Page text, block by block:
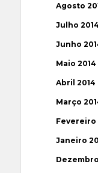
Agosto
Julho 2014
Junho
Maio 2014
Abril 2014
Março
Fevereiro
Janeiro